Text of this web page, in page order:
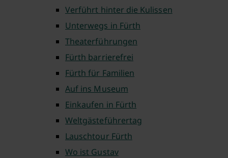
Verführt hinter die Kulissen
Unterwegs in Fürth
Theaterführungen
Fürth barrierefrei
Fürth für Familien
Auf ins Museum
Einkaufen in Fürth
Weltgästeführertag
Lauschtour Fürth
Wo ist Gustav